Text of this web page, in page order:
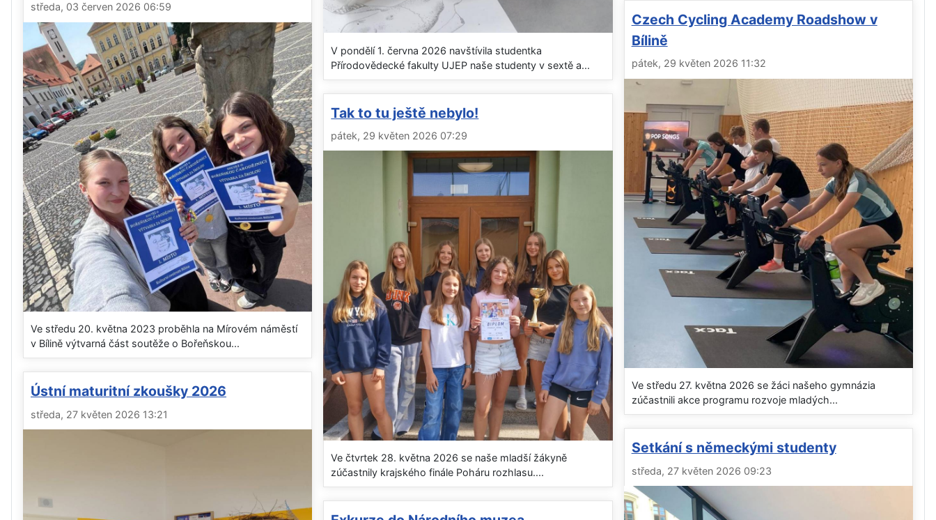
V pondělí 1. června 2026 navštívila studentka
Přírodovědecké fakulty UJEP naše studenty v sextě a...
středa, 03 červen 2026 06:59
Ve středu 20. května 2023 proběhla na Mírovém náměstí
v Bílině výtvarná část soutěže o Bořeňskou...
Czech Cycling Academy Roadshow v
Bílině
pátek, 29 květen 2026 11:32
Ve středu 27. května 2026 se žáci našeho gymnázia
zúčastnili akce programu rozvoje mladých...
Tak to tu ještě nebylo!
pátek, 29 květen 2026 07:29
Ve čtvrtek 28. května 2026 se naše mladší žákyně
zúčastnily krajského finále Poháru rozhlasu....
Ústní maturitní zkoušky 2026
středa, 27 květen 2026 13:21
Setkání s německými studenty
středa, 27 květen 2026 09:23